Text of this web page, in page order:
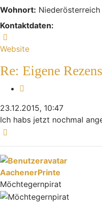
Wohnort: Niederösterreich
Kontaktdaten:
Website
Re: Eigene
23.12.2015, 10:47
Ich habs jetzt nochmal
AachenerPrinte
Möchtegernpirat